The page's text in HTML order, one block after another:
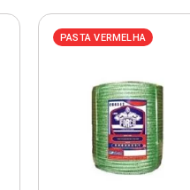
PASTA VERMELHA